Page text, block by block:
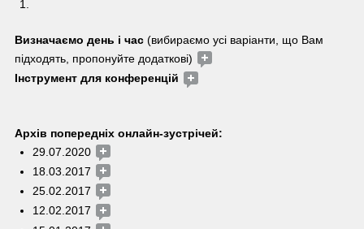
Визначаємо день і час (вибираємо усі варіанти, що Вам
підходять, пропонуйте додаткові)
Інструмент для конференцій
Архів попередніх онлайн-зустрічей:
29.07.2020
18.03.2017
25.02.2017
12.02.2017